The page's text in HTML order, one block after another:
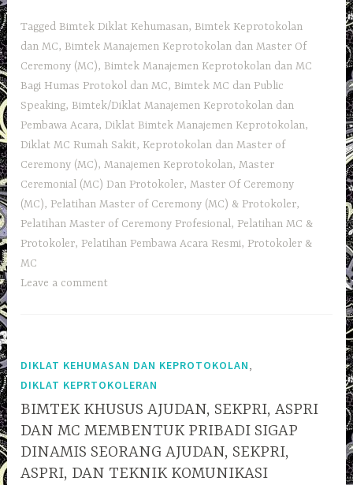
Tagged Bimtek Diklat Kehumasan, Bimtek Keprotokolan
dan MC, Bimtek Manajemen Keprotokolan dan Master Of
Ceremony (MC), Bimtek Manajemen Keprotokolan dan MC
Bagi Humas Protokol dan MC, Bimtek MC dan Public
Speaking, Bimtek/Diklat Manajemen Keprotokolan dan
Pembawa Acara,Diklat Bimtek Manajemen Keprotokolan,
Diklat MC Rumah Sakit, Keprotokolan dan Master of
Ceremony (MC),Manajemen Keprotokolan,Master
Ceremonial (MC) Dan Protokoler,Master Of Ceremony
(MC), Pelatihan Master of Ceremony (MC) & Protokoler,
Pelatihan Master of Ceremony Profesional, Pelatihan MC &
Protokoler, Pelatihan Pembawa Acara Resmi, Protokoler &
MC
Leave a comment
DIKLAT KEHUMASAN DAN KEPROTOKOLAN,
DIKLAT KEPRTOKOLERAN
BIMTEK KHUSUS AJUDAN, SEKPRI, ASPRI
DAN MC MEMBENTUK PRIBADI SIGAP
DINAMIS SEORANG AJUDAN, SEKPRI,
ASPRI, DAN TEKNIK KOMUNIKASI